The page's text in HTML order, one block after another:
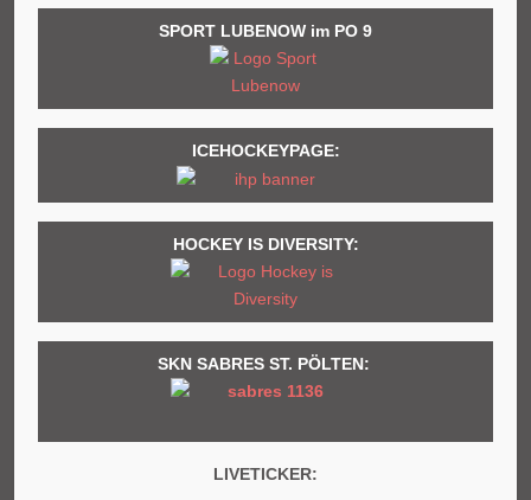
SPORT LUBENOW im PO 9
ICEHOCKEYPAGE:
HOCKEY IS DIVERSITY:
SKN SABRES ST. PÖLTEN:
LIVETICKER: